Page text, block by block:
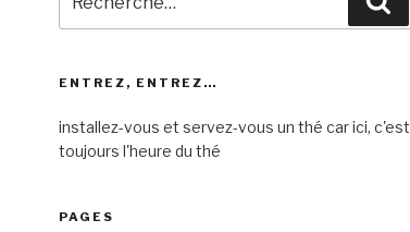
pour
:
ENTREZ, ENTREZ…
installez-vous et servez-vous un thé car ici, c'est
toujours l'heure du thé
PAGES